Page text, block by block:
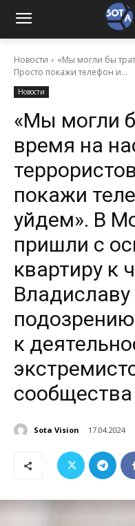
Новости
«Мы могли бы
Просто покажи телефон и...
Новости
«Мы могли
время на
покажи
уйдем». В
пришли с
квартиру к
к
сообщества
Sota Vision 17.04.2024